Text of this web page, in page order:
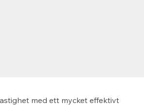
med ett mycket effektivt